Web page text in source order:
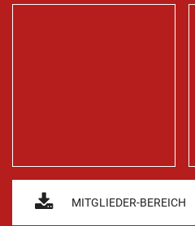
MITGLIEDER-BEREICH